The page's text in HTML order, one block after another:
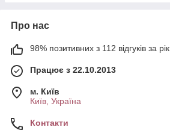
Про нас
98% позитивних з 112 відгуків за рік
Працює з 22.10.2013
м. Київ
Київ, Україна
Контакти